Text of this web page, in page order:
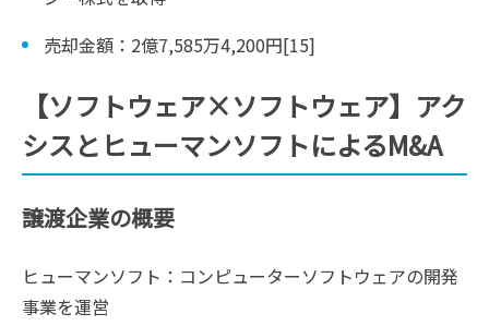
売却金額：2億7,585万4,200円[15]
【ソフトウェア×ソフトウェア】アク
シスとヒューマンソフトによるM&A
譲渡企業の概要
ヒューマンソフト：コンピューターソフトウェアの開発
事業を運営